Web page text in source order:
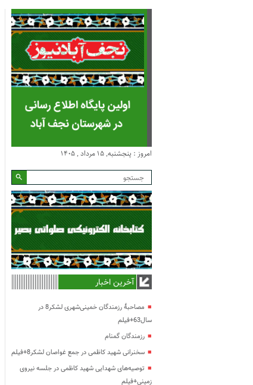
امروز : پنجشنبه, ۱۵ مرداد , ۱۴۰۵
آخرین اخبار
مصاحبۀ رزمندگان خمینی‌شهری لشکر8 در
سال63+فیلم
رزمندگان گمنام
سخنرانی شهید کاظمی در جمع غواصان لشکر8+فیلم
توصیه‌های شهدایی شهید کاظمی در جلسه نیروی
زمینی+فیلم